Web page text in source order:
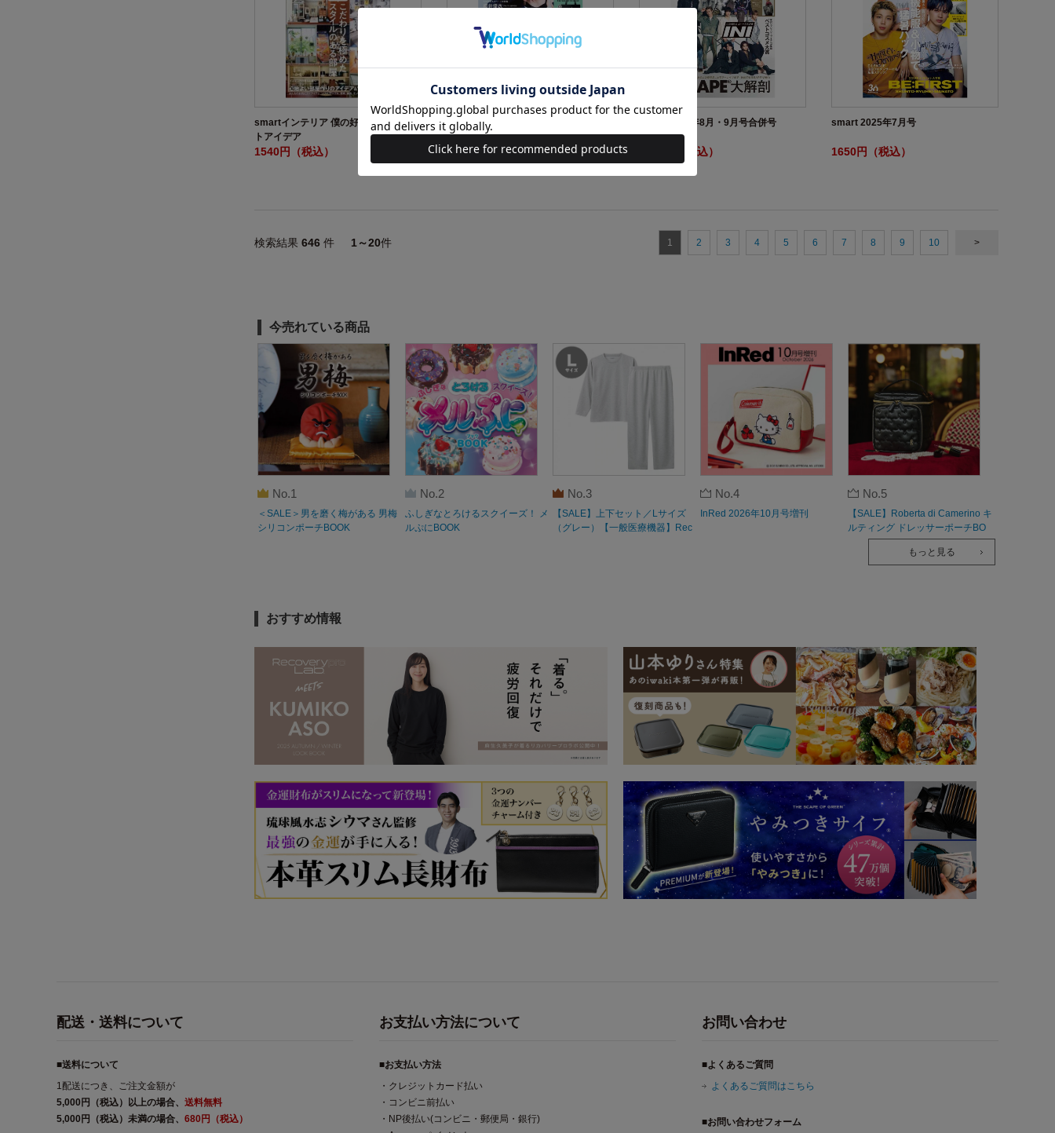
smartインテリア 僕の好きな部屋 ベス
トアイデア
1540円（税込）
smart 2025年10月号
1590円（税込）
smart 2025年8月・9月号合併号
1590円（税込）
smart 2025年7月号
1650円（税込）
検索結果 646 件 1～20件 1 2 3 4 5 6 7 8 9 10 >
今売れている商品
No.1
＜SALE＞男を磨く梅がある 男梅
シリコンポーチBOOK
No.2
ふしぎなとろけるスクイーズ！ メ
ルぷにBOOK
No.3
【SALE】上下セット／Lサイズ
（グレー）【一般医療機器】Rec
No.4
InRed 2026年10月号増刊
No.5
【SALE】Roberta di Camerino キ
ルティング ドレッサーポーチBO
もっと見る
おすすめ情報
配送・送料について
■送料について
1配送につき、ご注文金額が
5,000円（税込）以上の場合、 送料無料
5,000円（税込）未満の場合、 680円（税込）
お支払い方法について
■お支払い方法
・クレジットカード払い
・コンビニ前払い
・NP後払い(コンビニ・郵便局・銀行)
お問い合わせ
■よくあるご質問
よくあるご質問はこちら
■お問い合わせフォーム